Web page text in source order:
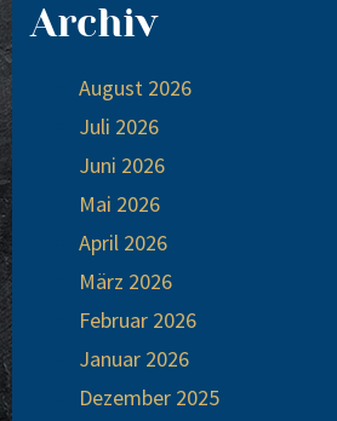
Archiv
August 2026
Juli 2026
Juni 2026
Mai 2026
April 2026
März 2026
Februar 2026
Januar 2026
Dezember 2025